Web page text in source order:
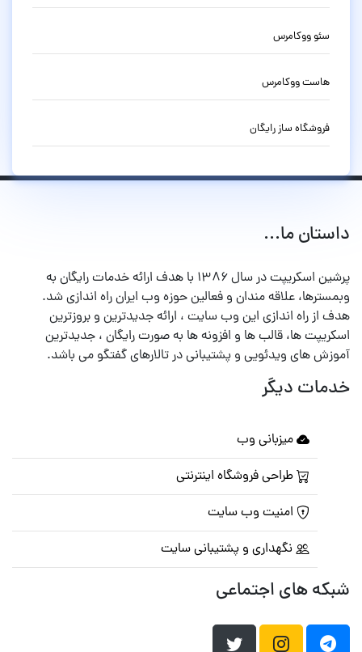
سئو ووکامرس
هاست ووکامرس
فروشگاه ساز رایگان
داستان ما...
پرشین اسکریپت در سال ۱۳۸۶ با هدف ارائه خدمات رایگان به
وبمسترها، علاقه مندان و فعالین حوزه وب ایران راه اندازی شد.
هدف از راه اندازی این وب سایت ، ارائه جدیدترین و بروزترین
اسکریپت ها، قالب ها و افزونه ها به صورت رایگان ، جدیدترین
آموزش های ویدئویی و پشتیبانی در تالارهای گفتگو می باشد.
خدمات دیگر
میزبانی وب
طراحی فروشگاه اینترنتی
امنیت وب سایت
نگهداری و پشتیبانی سایت
شبکه های اجتماعی